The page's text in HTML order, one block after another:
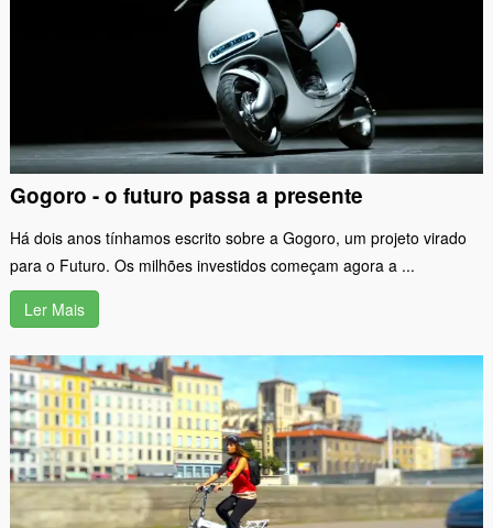
Gogoro - o futuro passa a presente
Há dois anos tínhamos escrito sobre a Gogoro, um projeto virado
para o Futuro. Os milhões investidos começam agora a ...
Ler Mais